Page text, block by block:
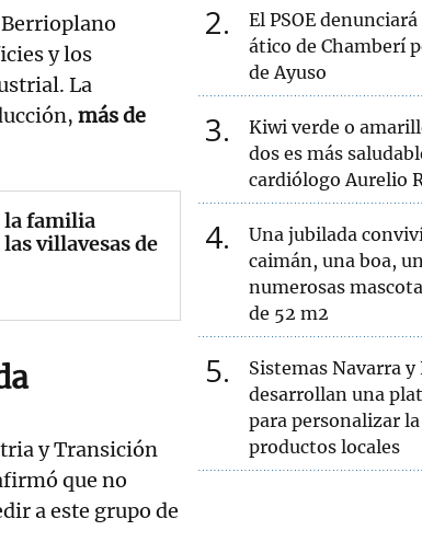
y los
La
más de
la familia
villavesas de
y Transición
que no
a este grupo de
2
El PSOE
ático de Chamberí
de Ayuso
3
Kiwi verde o
dos es más
cardiólogo Aurelio
4
Una jubilada
caimán, una boa,
numerosas
de 52 m2
5
Sistemas Navarra
desarrollan una
para personalizar
productos locales